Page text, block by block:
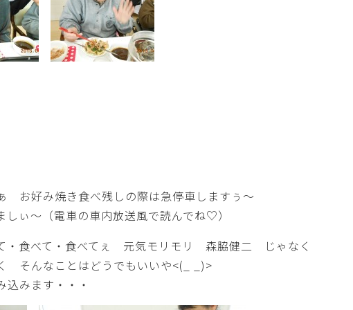
好み焼き食べ残しの際は急停車しますぅ～
ぃ～（電車の車内放送風で読んでね♡）
・食べて・食べてぇ 元気モリモリ 森脇健二 じゃなく
そんなことはどうでもいいや<(_ _)>
みます・・・